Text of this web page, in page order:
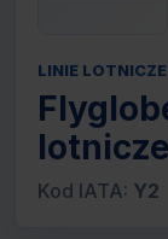
LINIE LOTNICZE
lotnicze
Kod IATA: Y2